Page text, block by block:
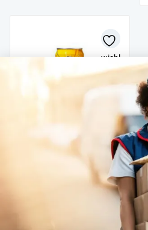
wishlist
Pack de 24